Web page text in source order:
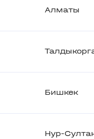
Алматы
Бишкек
Нур-